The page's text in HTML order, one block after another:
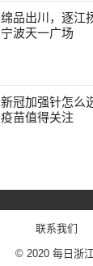
绵品出川，逐江
宁波天一广场
新冠加强针怎么
疫苗值得关注
联系我们
© 2020 每日浙江